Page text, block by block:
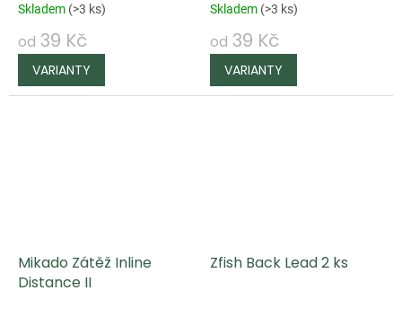
Skladem (>3 ks)
od 39 Kč
Skladem (>3 ks)
od 39 Kč
Mikado Zátěž Inline
Distance II
Zfish Back Lead 2 ks